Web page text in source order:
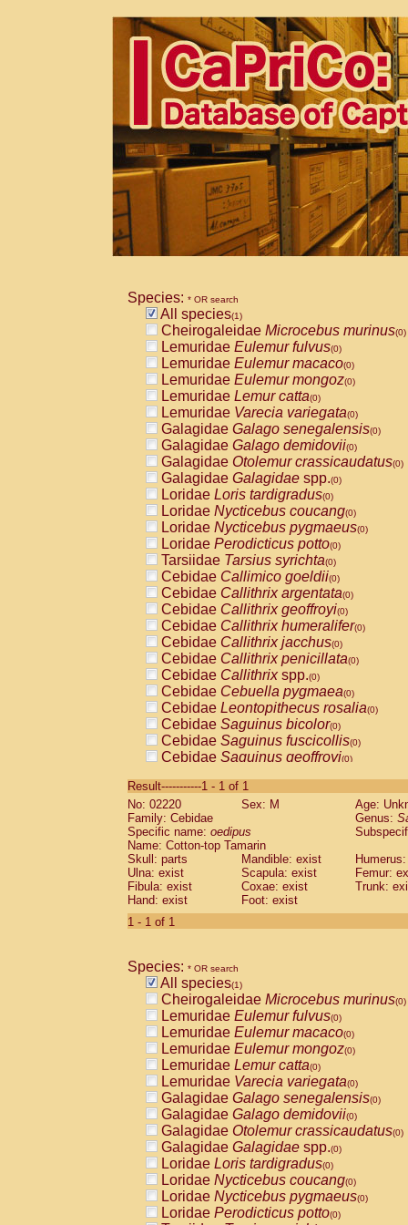
Species: * OR search
All species(1)
Cheirogaleidae Microcebus murinus(0)
Lemuridae Eulemur fulvus(0)
Lemuridae Eulemur macaco(0)
Lemuridae Eulemur mongoz(0)
Lemuridae Lemur catta(0)
Lemuridae Varecia variegata(0)
Galagidae Galago senegalensis(0)
Galagidae Galago demidovii(0)
Galagidae Otolemur crassicaudatus(0)
Galagidae Galagidae spp.(0)
Loridae Loris tardigradus(0)
Loridae Nycticebus coucang(0)
Loridae Nycticebus pygmaeus(0)
Loridae Perodicticus potto(0)
Tarsiidae Tarsius syrichta(0)
Cebidae Callimico goeldii(0)
Cebidae Callithrix argentata(0)
Cebidae Callithrix geoffroyi(0)
Cebidae Callithrix humeralifer(0)
Cebidae Callithrix jacchus(0)
Cebidae Callithrix penicillata(0)
Cebidae Callithrixspp.(0)
Cebidae Cebuella pygmaea(0)
Cebidae Leontopithecus rosalia(0)
Cebidae Saguinus bicolor(0)
Cebidae Saguinus fuscicollis(0)
Cebidae Saguinus geoffroyi(0)
CebidaeSaguinus labiatus(0)
Cebidae Saguinus leucopus (0)
Cebidae
CebidaeSaguinus mystax
Cebidae Saguinus nigricollis (0)
Cebidae Saguinus oedipus
Cebidae Saguinus weddelli
Cebidae Saguinusspp.
Cebidae
CebidaeCebus capucinus
CebidaeCebus nigrivittatus
CebidaeCebus spp.(0)
CebidaeSaimiri boliviensis(0)
CebidaeSaimiri sciureus(0)
AtelidaeAlouatta caraya(0)
AtelidaeAlouatta fusca(0)
AtelidaeAlouatta seniculus(0)
AtelidaeAlouattaspp.(0)
AtelidaeAteles belzebuth(0)
AtelidaeAteles geoffroyi(0)
AtelidaeAteles paniscus(0)
AtelidaeAtelesspp.(0)
AtelidaeLagothrix lagothricha(0)
AtelidaeLagothrix lagothricha cana
PitheciidaeCacajao calvus
Result-----------1 - 1 of 1
No: 02220
Sex: M
Age:
Family: Cebidae
Genus:
Specific name: oedipus
Name: Cotton-top Tamarin
Skull: parts
Mandible: exist
Ulna: exist
Scapula: exist
Femur:
Fibula: exist
Coxae: exist
Trunk:
Hand: exist
Foot: exist
1 - 1 of 1
Species: * OR search
All species(1)
Cheirogaleidae Microcebus murinus(0)
Lemuridae Eulemur fulvus(0)
Lemuridae Eulemur macaco(0)
Lemuridae Eulemur mongoz(0)
Lemuridae Lemur catta(0)
Lemuridae Varecia variegata(0)
Galagidae Galago senegalensis(0)
Galagidae Galago demidovii(0)
Galagidae Otolemur crassicaudatus(0)
Galagidae Galagidae spp.(0)
Loridae Loris tardigradus(0)
Loridae Nycticebus coucang(0)
Loridae Nycticebus pygmaeus(0)
Loridae Perodicticus potto(0)